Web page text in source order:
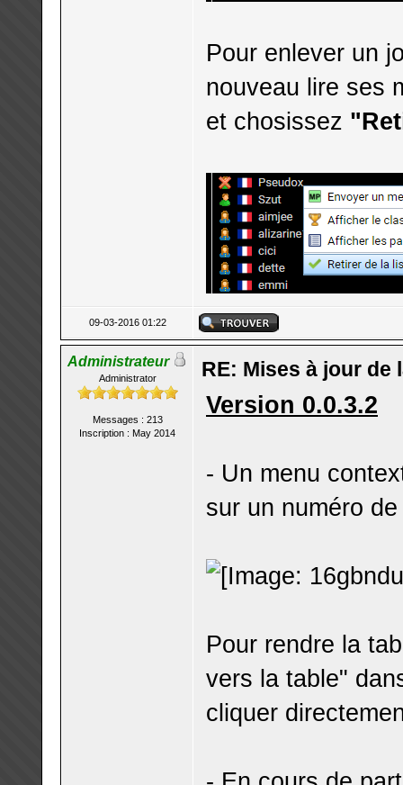
Pour enlever un
nouveau lire ses
et chosissez
09-03-2016 01:22
Administrateur
Administrator
Messages : 213
Inscription : May 2014
RE: Mises à jour de
Version 0.0.3.2
- Un menu
sur un numéro
Pour rendre la
vers la table"
cliquer